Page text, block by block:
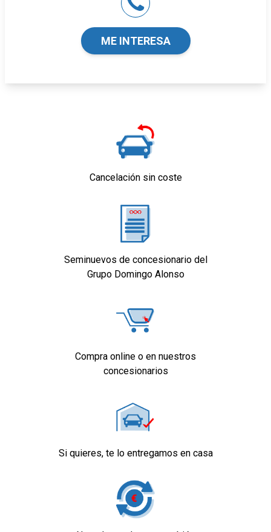
Airbag lateral de cortina delantero y trasero
Airbag frontal del conductor y acompañante
Equipamiento orientativo basado en el
modelo. Para detalle, dirigirse a
ME INTERESA
Cancelación sin coste
Seminuevos de concesionario del
Grupo Domingo Alonso
Compra online o en nuestros
concesionarios
Si quieres, te lo entregamos en casa